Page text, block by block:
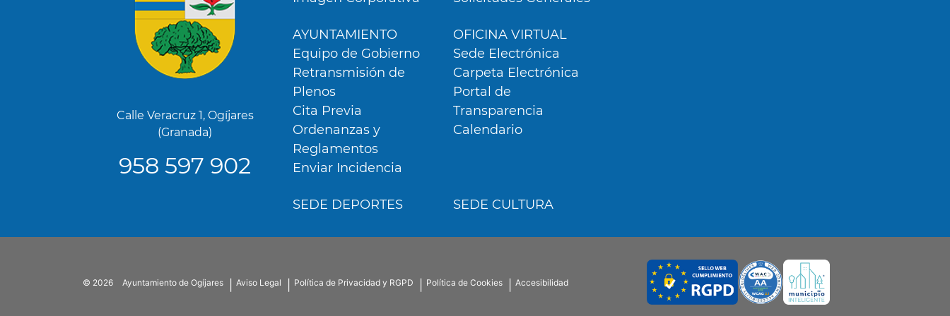
Utilizamos cookies propias y de terceros para analizar nuestros servicios y
elaborado a partir de tus hábitos de navegación (por ejemplo, páginas
Política de Cookies
RECHAZAR TODO ACEPTAR TODAS
Calle Veracruz 1, Ogíjares
(Granada)
958 597 902
AYUNTAMIENTO
Equipo de Gobierno
Retransmisión de
Plenos
Cita Previa
Ordenanzas y
Reglamentos
Enviar Incidencia
OFICINA VIRTUAL
Sede Electrónica
Carpeta Electrónica
Portal de
Transparencia
Calendario
SEDE DEPORTES SEDE CULTURA
© 2026
Ayuntamiento de Ogíjares Aviso Legal Política de Privacidad y RGPD Política de Cookies Accesibilidad